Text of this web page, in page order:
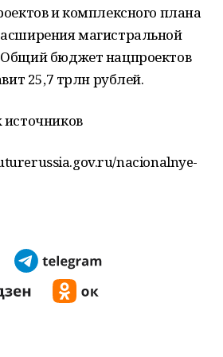
и комплексного плана
магистральной
бюджет нацпроектов
25,7 трлн рублей.
nacionalnye-